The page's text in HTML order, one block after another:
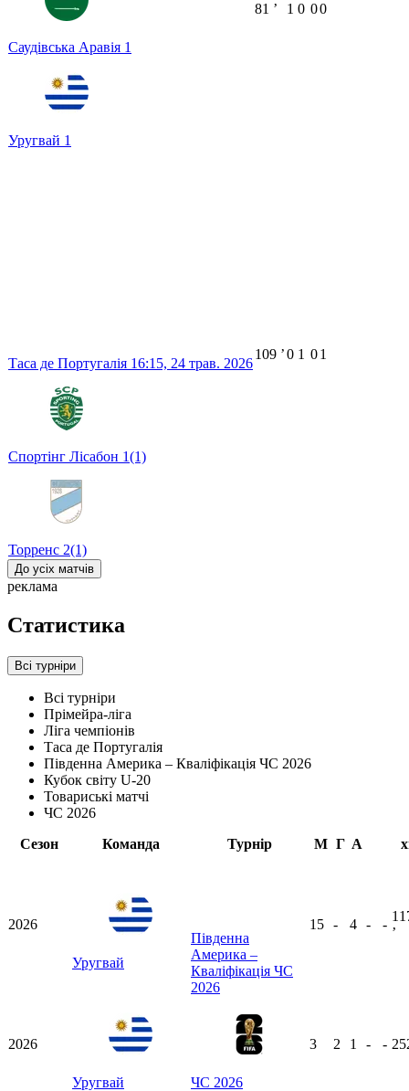
Саудівська Аравія 1
Уругвай 1
81 ʼ 1 0 00
Таса де Португалія 16:15, 24 трав. 2026
Спортінг Лісабон 1(1)
Торренс 2(1)
109 ʼ0 1 01
До усіх матчів
реклама
Статистика
Всі турніри
Всі турніри
Прімейра-ліга
Ліга чемпіонів
Таса де Португалія
Південна Америка – Кваліфікація ЧС 2026
Кубок світу U-20
Товариські матчі
ЧС 2026
Сезон
Команда Турнір М Г А
2026
Уругвай
Південна
Америка –
Кваліфікація ЧС
2026
15 - 4 - -
ʼ
2026
Уругвай ЧС 2026
3 2 1 - -